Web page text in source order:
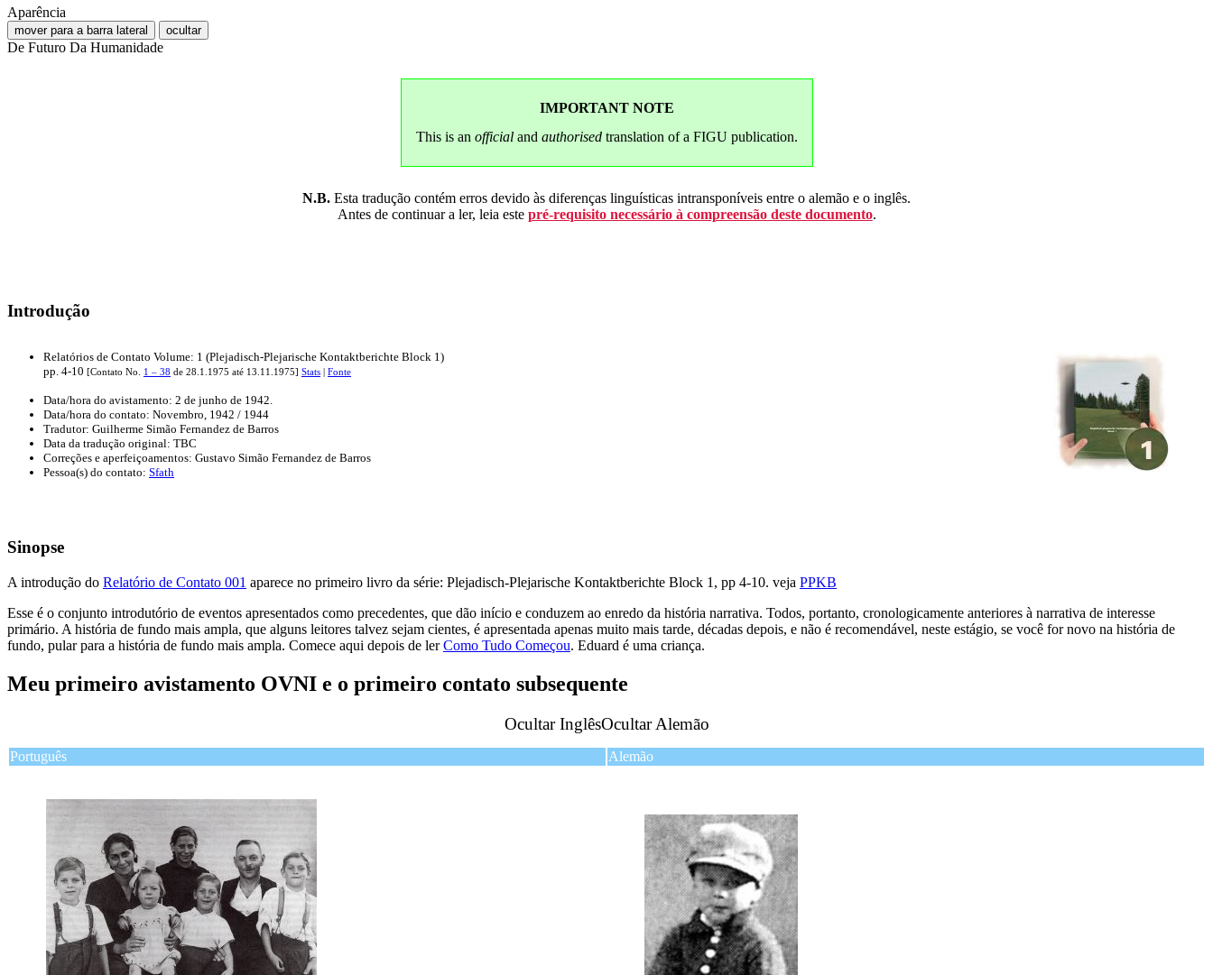
Aparência
mover para a barra lateral ocultar
De Futuro Da Humanidade
IMPORTANT NOTE
This is an officialand authorisedtranslation of a FIGU publication.
N.B. Esta tradução contém erros devido às diferenças linguísticas intransponíveis entre o alemão e o inglês.
Antes de continuar a ler, leia este pré-requisito necessário à compreensão deste documento.
Introdução
Relatórios de Contato Volume: 1 (Plejadisch-Plejarische Kontaktberichte Block 1)
pp. 4-10 [Contato No. 1 – 38 de 28.1.1975 até 13.11.1975] Stats | Fonte
Data/hora do avistamento: 2 de junho de 1942.
Data/hora do contato: Novembro, 1942 / 1944
Tradutor: Guilherme Simão Fernandez de Barros
Data da tradução original: TBC
Correções e aperfeiçoamentos: Gustavo Simão Fernandez de Barros
Pessoa(s) do contato: Sfath
Sinopse
A introdução do Relatório de Contato 001 aparece no primeiro livro da série: Plejadisch-Plejarische Kontaktberichte Block 1, pp 4-10. veja PPKB
Esse é o conjunto introdutório de eventos apresentados como precedentes, que dão início e conduzem ao enredo da história narrativa. Todos, portanto, cronologicamente anteriores à narrativa de interesse
primário. A história de fundo mais ampla, que alguns leitores talvez sejam cientes, é apresentada apenas muito mais tarde, décadas depois, e não é recomendável, neste estágio, se você for novo na história de
fundo, pular para a história de fundo mais ampla. Comece aqui depois de lerComo Tudo Começou. Eduard é uma criança.
Meu primeiro avistamento OVNI e o primeiro contato subsequente
Ocultar InglêsOcultar Alemão
Português Alemão